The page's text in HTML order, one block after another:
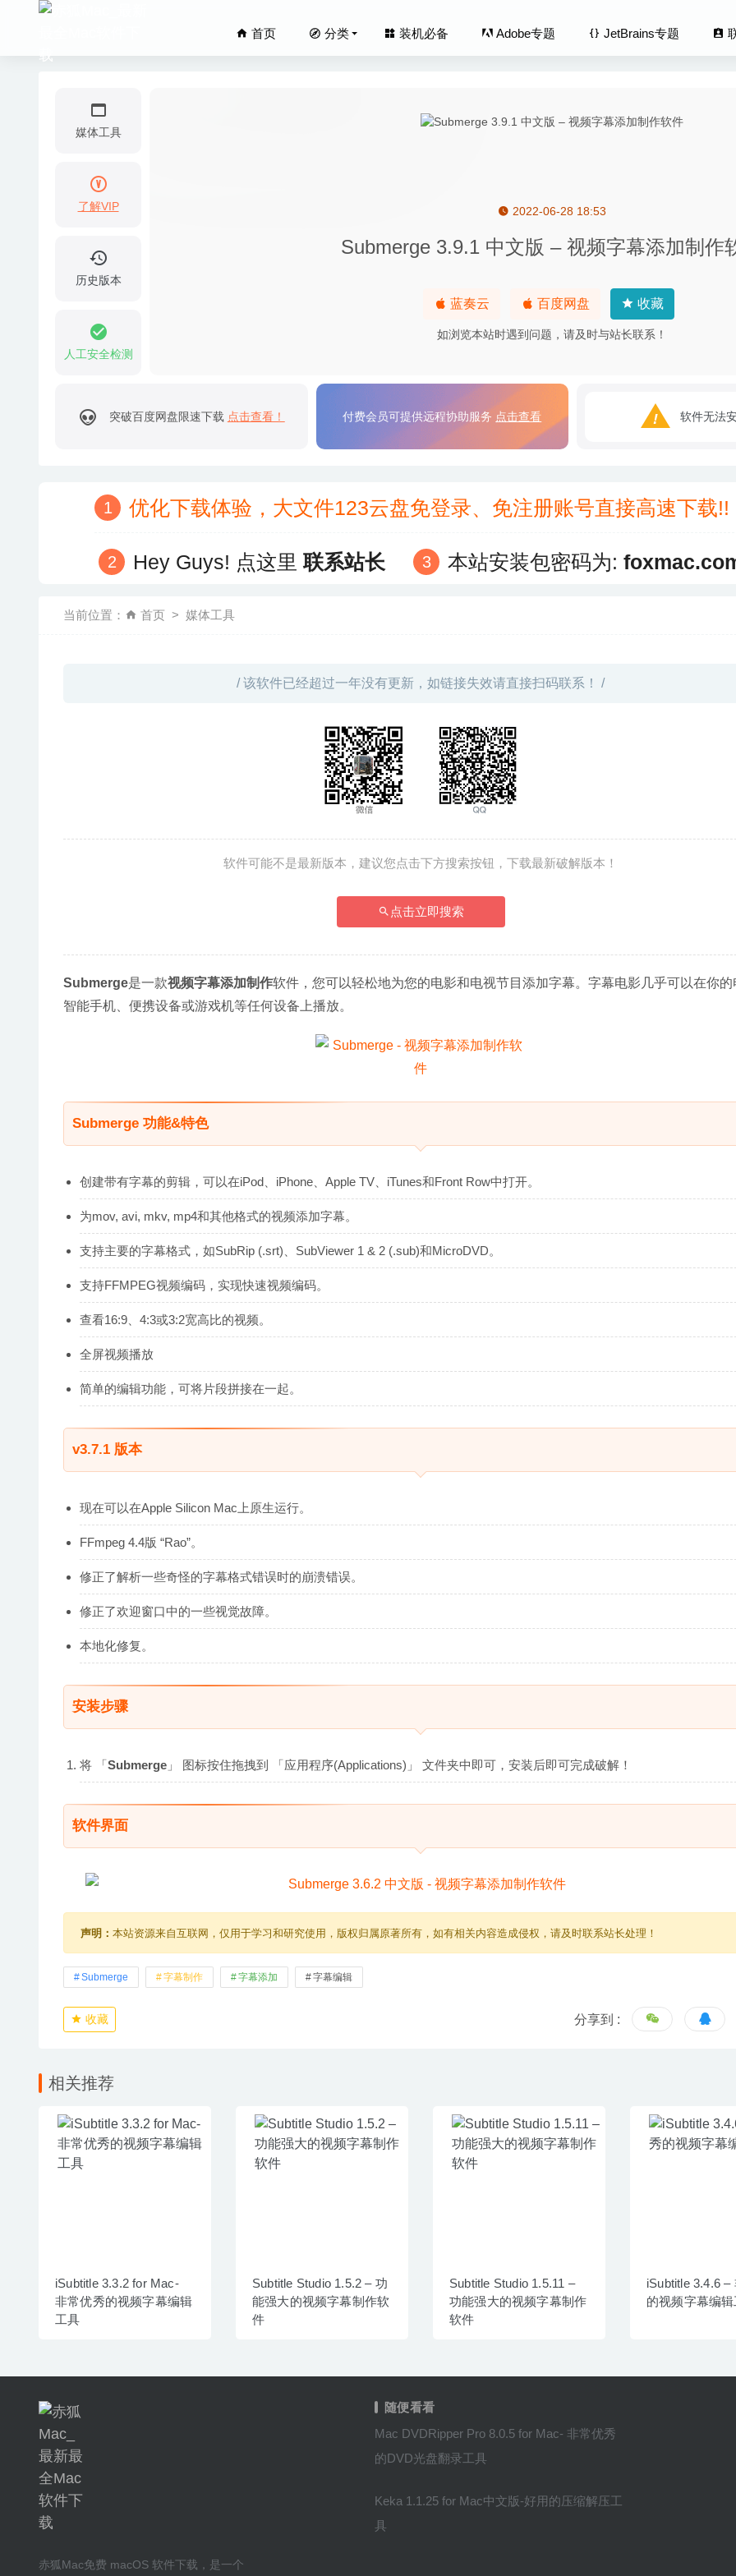
首页 分类 装机必备 Adobe专题 JetBrains专题
媒体工具
了解VIP
历史版本
人工安全检测
2022-06-28 18:53
Submerge 3.9.1 中文版 – 视频字幕添加制作
蓝奏云 百度网盘 收藏
如浏览本站时遇到问题，请及时与站长联系！
突破百度网盘限速下载 点击查看！ 付费会员可提供远程协助服务 点击查看 软件无法
优化下载体验，大文件123云盘免登录、免注册账号直接高速下
Hey Guys! 点这里联系站长 本站安装包密码为:
当前位置： 首页 媒体工具
/ 该软件已经超过一年没有更新，如链接失效请直接扫码联系！ /
软件可能不是最新版本，建议您点击下方搜索按钮，下载最新破解版本！
点击立即搜索
Submerge是一款视频字幕添加制作软件，您可以轻松地为您的电影和电视节目添加字幕。字幕电影几乎可以在你的
智能手机、便携设备或游戏机等任何设备上播放。
Submerge 功能&特色
创建带有字幕的剪辑，可以在iPod、iPhone、Apple TV、iTunes和Front Row中打开。
为mov, avi, mkv, mp4和其他格式的视频添加字幕。
支持主要的字幕格式，如SubRip (.srt)、SubViewer 1 & 2 (.sub)和MicroDVD。
支持FFMPEG视频编码，实现快速视频编码。
查看16:9、4:3或3:2宽高比的视频。
全屏视频播放
简单的编辑功能，可将片段拼接在一起。
v3.7.1 版本
现在可以在Apple Silicon Mac上原生运行。
FFmpeg 4.4版 “Rao”。
修正了解析一些奇怪的字幕格式错误时的崩溃错误。
修正了欢迎窗口中的一些视觉故障。
本地化修复。
安装步骤
将 「Submerge 」 图标按住拖拽到 「应用程序(Applications)」 文件夹中即可，安装后即可完成破解！
软件界面
声明： 本站资源来自互联网，仅用于学习和研究使用，版权归属原著所有，如有相关内容造成侵权，请及时联系站长处理！
Submerge 字幕制作 字幕添加 字幕编辑
收藏 分享到 :
相关推荐
iSubtitle 3.3.2 for Mac-
非常优秀的视频字幕编辑
工具
Subtitle Studio 1.5.2 – 功
能强大的视频字幕制作软
件
Subtitle Studio 1.5.11 –
功能强大的视频字幕制作
软件
iSubtitle 3.4.6 –
的视频字幕编
赤狐Mac免费 macOS 软件下载 ，是一个
随便看看
Mac DVDRipper Pro 8.0.5 for Mac- 非常优秀
的DVD光盘翻录工具
Keka 1.1.25 for Mac中文版-好用的压缩解压工
具
Adobe Media Encoder 2020 14.1 (免激活版) 中文版-视频和音频编码渲染
Duplicate File Finder Pro 6.7.3 – 重复文件查找及清理工具 2020-06-27